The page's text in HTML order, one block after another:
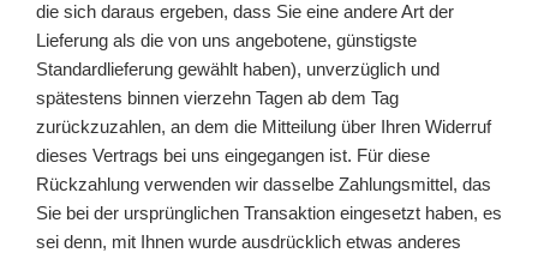
die sich daraus ergeben, dass Sie eine andere Art der
Lieferung als die von uns angebotene, günstigste
Standardlieferung gewählt haben), unverzüglich und
spätestens binnen vierzehn Tagen ab dem Tag
zurückzuzahlen, an dem die Mitteilung über Ihren Widerruf
dieses Vertrags bei uns eingegangen ist. Für diese
Rückzahlung verwenden wir dasselbe Zahlungsmittel, das
Sie bei der ursprünglichen Transaktion eingesetzt haben, es
sei denn, mit Ihnen wurde ausdrücklich etwas anderes